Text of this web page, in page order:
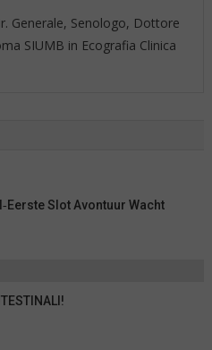
Generale, Senologo, Dottore
SIUMB in Ecografia Clinica
Slot Avontuur Wacht